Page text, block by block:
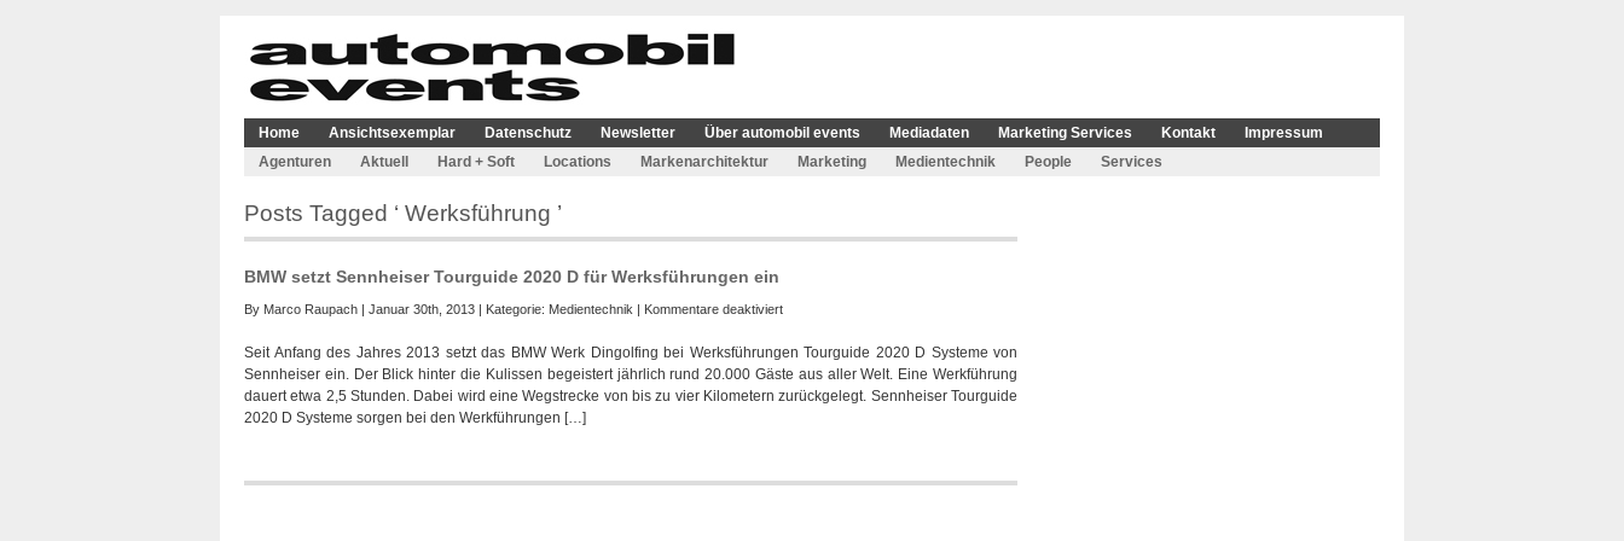
Home Ansichtsexemplar Datenschutz Newsletter Über automobil events Mediadaten Marketing Services Kontakt
Impressum
Agenturen
Aktuell Hard + Soft Locations Markenarchitektur Marketing Medientechnik People Services
Posts Tagged ‘ Werksführung ’
BMW setzt Sennheiser Tourguide 2020 D für Werksführungen ein
By Marco Raupach | Januar 30th, 2013 | Kategorie: Medientechnik | Kommentare deaktiviertfür
setzt
Sennheiser
Tourguide
Werksführungen
Seit Anfang des Jahres 2013 setzt das BMW Werk Dingolfing bei Werksführungen Tourguide 2020 D Systeme von
Sennheiser ein. Der Blick hinter die Kulissen begeistert jährlich rund 20.000 Gäste aus aller Welt. Eine Werkführung
dauert etwa 2,5 Stunden. Dabei wird eine Wegstrecke von bis zu vier Kilometern zurückgelegt. Sennheiser Tourguide
2020 D Systeme sorgen bei den Werkführungen […]